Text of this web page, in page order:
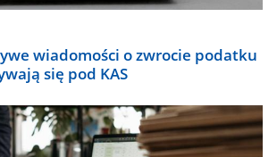
wiadomości o zwrocie podatku
się pod KAS